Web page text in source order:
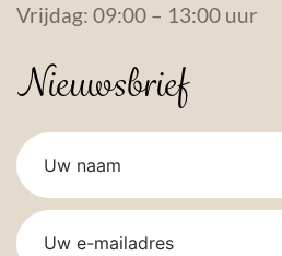
Vrijdag: 09:00 – 13:00 uur
Nieuwsbrief